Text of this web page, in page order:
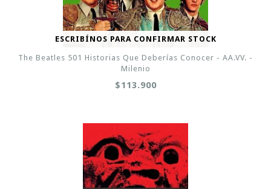
ESCRIBÍNOS PARA CONFIRMAR STOCK
The Beatles 501 Historias Que Deberías Conocer - AA.VV. -
Milenio
$113.900